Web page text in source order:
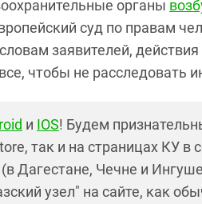
органы
суд по правам
заявителей, д
чтобы не расследовать
и IOS! Будем
так и на страницах КУ в
(в Дагестане, Чечне и
узел" на сайте, как